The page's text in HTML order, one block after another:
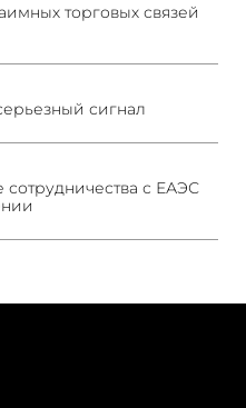
торговых связей
сигнал
с ЕАЭС